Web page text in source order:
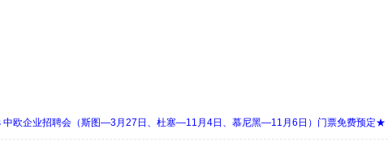
欧企业招聘会（斯图—3月27日、杜塞—11月4日、慕尼黑—11月6日）门票免费预定★